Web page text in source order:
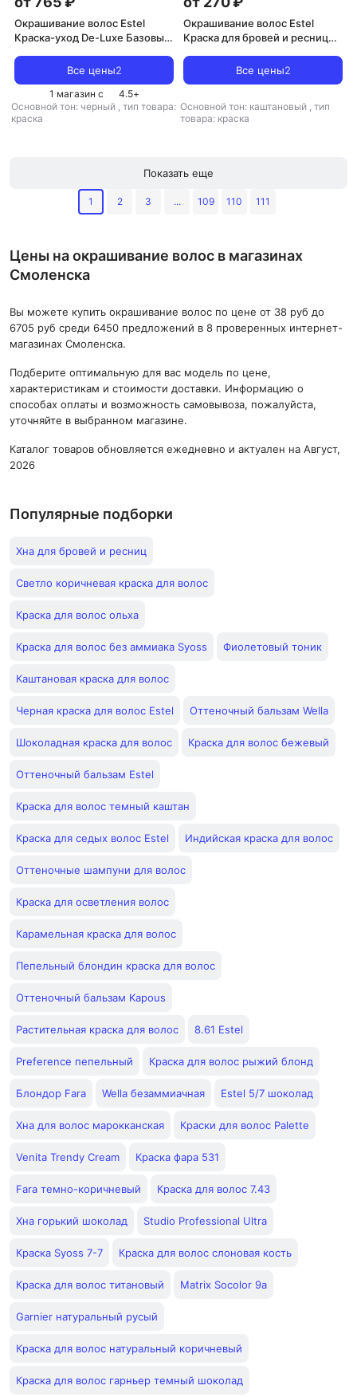
Окрашивание волос Estel
Краска-уход De-Luxe Базовые
Все цены2
1 магазин с 4.5+
Основной тон: черный , тип товара:
краска
Окрашивание волос Estel
Краска для бровей и ресниц
Все цены2
Основной тон: каштановый , тип
товара: краска
Показать еще
1 2 3 ... 109 110 111
Цены на окрашивание волос в магазинах
Смоленска
Вы можете купить окрашивание волос по цене от 38 руб до
6705 руб среди 6450 предложений в 8 проверенных интернет-
магазинах Смоленска.
Подберите оптимальную для вас модель по цене,
характеристикам и стоимости доставки. Информацию о
способах оплаты и возможность самовывоза, пожалуйста,
уточняйте в выбранном магазине.
Каталог товаров обновляется ежедневно и актуален на Август,
2026
Популярные подборки
Хна для бровей и ресниц
Светло коричневая краска для волос
Краска для волос ольха
Краска для волос без аммиака Syoss Фиолетовый тоник
Каштановая краска для волос
Черная краска для волос Estel Оттеночный бальзам Wella
Шоколадная краска для волос Краска для волос бежевый
Оттеночный бальзам Estel
Краска для волос темный каштан
Краска для седых волос Estel Индийская краска для волос
Оттеночные шампуни для волос
Краска для осветления волос
Карамельная краска для волос
Пепельный блондин краска для волос
Оттеночный бальзам Kapous
Растительная краска для волос 8.61 Estel
Preference пепельный Краска для волос рыжий блонд
Блондор Fara Wella безаммиачная Estel 5/7 шоколад
Хна для волос марокканская Краски для волос Palette
Venita Trendy Cream Краска фара 531
Fara темно-коричневый Краска для волос 7.43
Хна горький шоколад Studio Professional Ultra
Краска Syoss 7-7 Краска для волос слоновая кость
Краска для волос титановый Matrix Socolor 9a
Garnier натуральный русый
Краска для волос натуральный коричневый
Краска для волос гарньер темный шоколад